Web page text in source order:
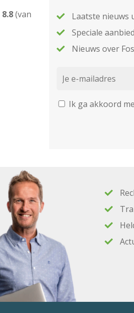
8.8(van
Laatste nieuws
Speciale
Nieuws over
Ik ga akkoord